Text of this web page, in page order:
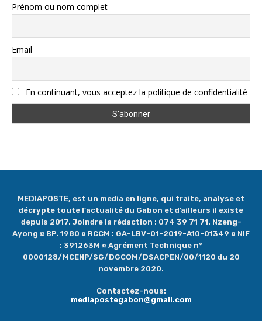
Prénom ou nom complet
Email
En continuant, vous acceptez la politique de confidentialité
MEDIAPOSTE, est un media en ligne, qui traite, analyse et
décrypte toute l'actualité du Gabon et d’ailleurs il existe
depuis 2017. Joindre la rédaction : 074 39 71 71. Nzeng-
Ayong ¤ BP. 1980 ¤ RCCM : GA-LBV-01-2019-A10-01349 ¤ NIF
: 391263M ¤ Agrément Technique n°
0000128/MCENP/SG/DGCOM/DSACPEN/00/1120 du 20
novembre 2020.
Contactez-nous:
mediapostegabon@gmail.com